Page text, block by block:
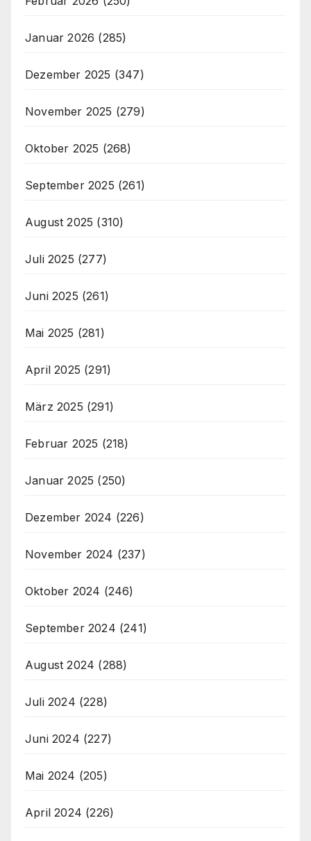
Januar 2026 (285)
Dezember 2025 (347)
November 2025 (279)
Oktober 2025 (268)
September 2025 (261)
August 2025 (310)
Juli 2025 (277)
Juni 2025 (261)
Mai 2025 (281)
April 2025 (291)
März 2025 (291)
Februar 2025 (218)
Januar 2025 (250)
Dezember 2024 (226)
November 2024 (237)
Oktober 2024 (246)
September 2024 (241)
August 2024 (288)
Juli 2024 (228)
Juni 2024 (227)
Mai 2024 (205)
April 2024 (226)